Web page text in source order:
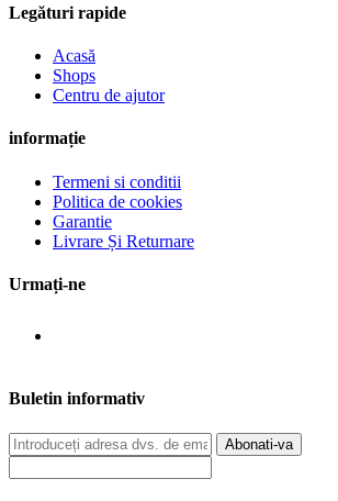
Legături rapide
Acasă
Shops
Centru de ajutor
informație
Termeni si conditii
Politica de cookies
Garantie
Livrare Și Returnare
Urmați-ne
Buletin informativ
Abonati-va